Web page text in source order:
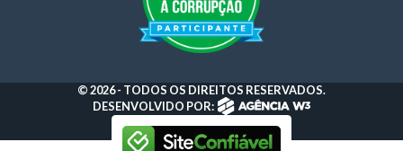
© 2026 - TODOS OS DIREITOS RESERVADOS.
DESENVOLVIDO POR: